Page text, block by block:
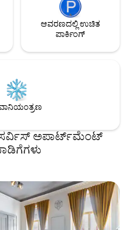
ಆವರಣದಲ್ಲಿ ಉಚಿತ
ಪಾರ್ಕಿಂಗ್
ಸರ್ವಿಸ್ ಅಪಾರ್ಟ್‌ಮೆಂಟ್